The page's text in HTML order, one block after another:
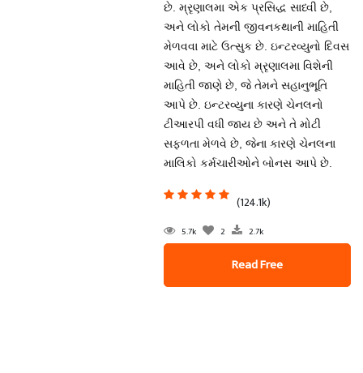
છે. મ્રૃણાલમા એક પ્રસિદ્ધ સાધ્વી છે,
અને લોકો તેમની જીવનકથાની માહિતી
મેળવવા માટે ઉત્સુક છે. ઇન્ટરવ્યુનો દિવસ
આવે છે, અને લોકો મ્રૃણાલમા વિશેની
માહિતી જાણે છે, જે તેમને સહાનુભૂતિ
આપે છે. ઇન્ટરવ્યુના કારણે ચેનલનો
ટીઆરપી વધી જાય છે અને તે મોટી
સફળતા મેળવે છે, જેના કારણે ચેનલના
માલિકો કર્મચારીઓને બોનસ આપે છે.
(124.1k)
5.7k 2 2.7k
Read Free